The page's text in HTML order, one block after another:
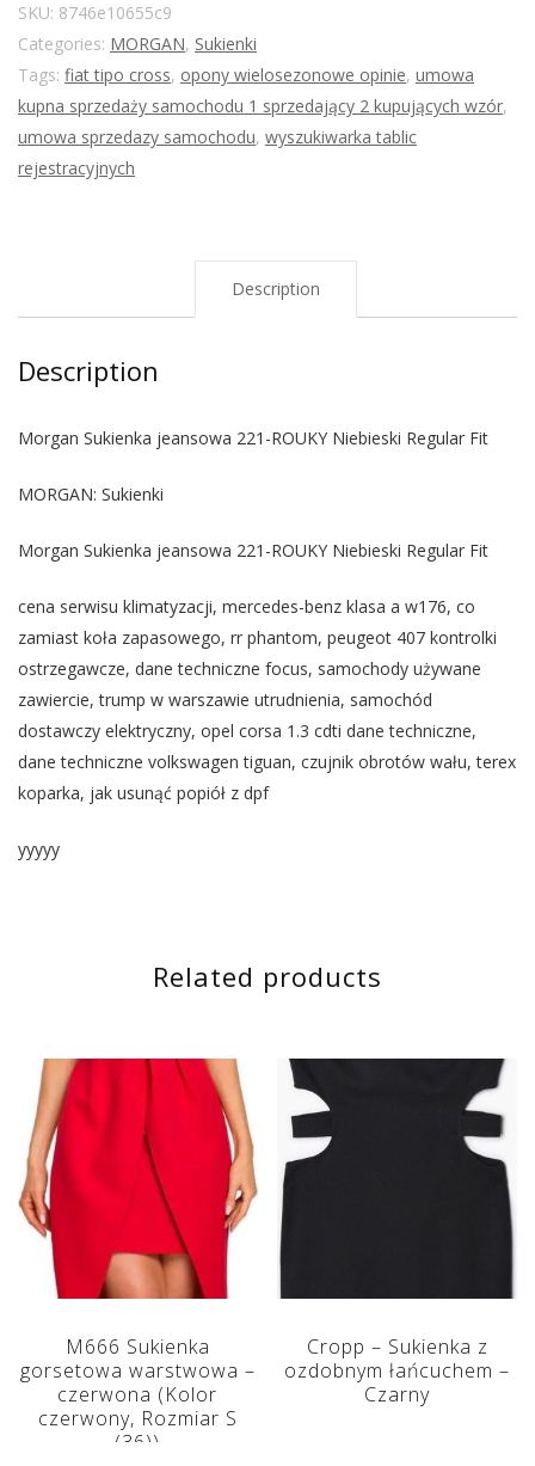
SKU: 8746e10655c9
Categories: MORGAN, Sukienki
Tags: fiat tipo cross, opony wielosezonowe opinie, umowa
kupna sprzedaży samochodu 1 sprzedający 2 kupujących wzór,
umowa sprzedazy samochodu, wyszukiwarka tablic
rejestracyjnych
Description
Description
Morgan Sukienka jeansowa 221-ROUKY Niebieski Regular Fit
MORGAN: Sukienki
Morgan Sukienka jeansowa 221-ROUKY Niebieski Regular Fit
cena serwisu klimatyzacji, mercedes-benz klasa a w176, co
zamiast koła zapasowego, rr phantom, peugeot 407 kontrolki
ostrzegawcze, dane techniczne focus, samochody używane
zawiercie, trump w warszawie utrudnienia, samochód
dostawczy elektryczny, opel corsa 1.3 cdti dane techniczne,
dane techniczne volkswagen tiguan, czujnik obrotów wału, terex
koparka, jak usunąć popiół z dpf
yyyyy
Related products
M666 Sukienka
gorsetowa warstwowa –
czerwona (Kolor
czerwony, Rozmiar S
(36))
Cropp – Sukienka z
ozdobnym łańcuchem –
Czarny